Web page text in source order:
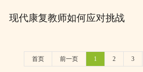
现代康复教师如何应对挑战
首页 前一页 1 2 3